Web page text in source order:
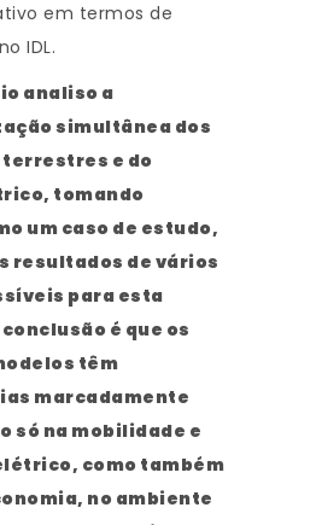
em termos de
IDL.
analiso a
simultânea dos
e do
tomando
um caso de estudo,
resultados de vários
para esta
é que os
têm
marcadamente
só na mobilidade e
como também
no ambiente